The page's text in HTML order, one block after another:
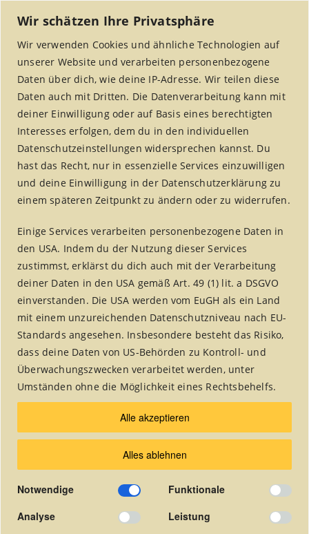
Wir schätzen Ihre Privatsphäre
Wir verwenden Cookies und ähnliche Technologien auf
unserer Website und verarbeiten personenbezogene
Daten über dich, wie deine IP-Adresse. Wir teilen diese
Daten auch mit Dritten. Die Datenverarbeitung kann mit
deiner Einwilligung oder auf Basis eines berechtigten
Interesses erfolgen, dem du in den individuellen
Datenschutzeinstellungen widersprechen kannst. Du
hast das Recht, nur in essenzielle Services einzuwilligen
und deine Einwilligung in der Datenschutzerklärung zu
einem späteren Zeitpunkt zu ändern oder zu widerrufen.
Einige Services verarbeiten personenbezogene Daten in
den USA. Indem du der Nutzung dieser Services
zustimmst, erklärst du dich auch mit der Verarbeitung
deiner Daten in den USA gemäß Art. 49 (1) lit. a DSGVO
einverstanden. Die USA werden vom EuGH als ein Land
mit einem unzureichenden Datenschutzniveau nach EU-
Standards angesehen. Insbesondere besteht das Risiko,
dass deine Daten von US-Behörden zu Kontroll- und
Überwachungszwecken verarbeitet werden, unter
Umständen ohne die Möglichkeit eines Rechtsbehelfs.
Alles ablehnen
Alle akzeptieren
Notwendige
Funktionale
Analyse
Leistung
fair handeln aktuell –
Jahrgang 8
Home/fair handeln aktuell /
fair handeln aktuell – Jahrgang 8
Die Vereinszeitung wurde 2018
Seit dieser Zeit veröffentlichen wir unsere Artikel
in dem Alsdorfer Stadtmagazin "undsond?!".
Die quartalsweise herausgegebene
Vereinszeitung ist hier online als pdf-Dokument
abrufbar.